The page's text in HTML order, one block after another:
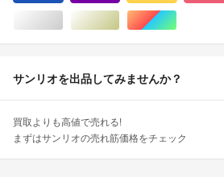
シルバー/銀色系ゴールド/金色系マルチカ
サンリオを出品してみませんか？
買取よりも高値で売れる!
まずはサンリオの売れ筋価格をチェック